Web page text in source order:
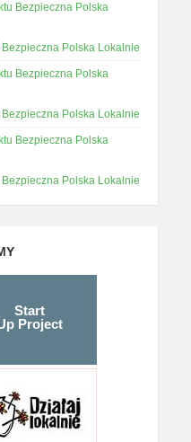
Bezpieczna Polska
Bezpieczna Polska Lokalnie
Bezpieczna Polska
Bezpieczna Polska Lokalnie
Bezpieczna Polska
Bezpieczna Polska Lokalnie
Start
Project